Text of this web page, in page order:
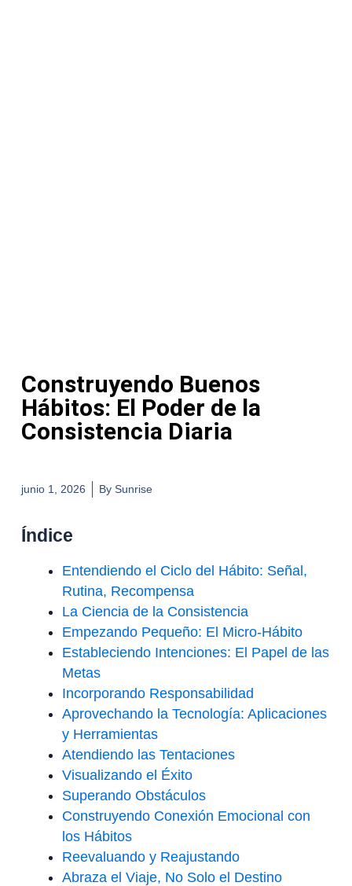
Construyendo Buenos
Hábitos: El Poder de la
Consistencia Diaria
junio 1, 2026 BySunrise
Índice
Entendiendo el Ciclo del Hábito: Señal,
Rutina, Recompensa
La Ciencia de la Consistencia
Empezando Pequeño: El Micro-Hábito
Estableciendo Intenciones: El Papel de las
Metas
Incorporando Responsabilidad
Aprovechando la Tecnología: Aplicaciones
y Herramientas
Atendiendo las Tentaciones
Visualizando el Éxito
Superando Obstáculos
Construyendo Conexión Emocional con
los Hábitos
Reevaluando y Reajustando
Abraza el Viaje, No Solo el Destino